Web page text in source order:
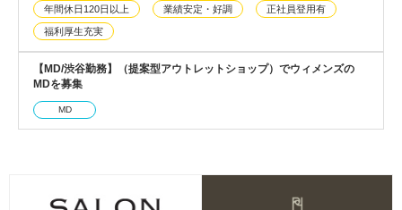
年間休日120日以上 業績安定・好調 正社員登用有
福利厚生充実
【MD/渋谷勤務】（提案型アウトレットショップ）でウィメンズの
MDを募集
MD